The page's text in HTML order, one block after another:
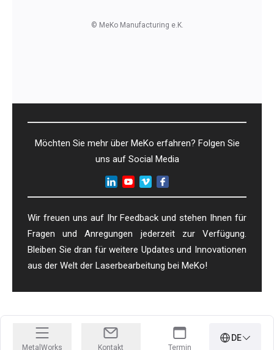
© MeKo Manufacturing e.K.
MetalWorks Kontakt Termin
DE
Möchten Sie mehr über MeKo erfahren? Folgen Sie
uns auf Social Media
Wir freuen uns auf Ihr Feedback und stehen Ihnen für
Fragen und Anregungen jederzeit zur Verfügung.
Bleiben Sie dran für weitere Updates und Innovationen
aus der Welt der Laserbearbeitung bei MeKo!